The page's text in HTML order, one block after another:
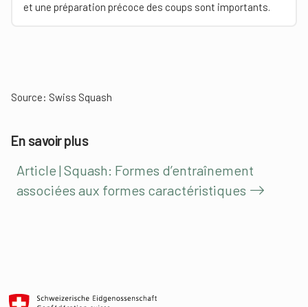
et une préparation précoce des coups sont importants.
Source: Swiss Squash
En savoir plus
Article | Squash: Formes d’entraînement
associées aux formes caractéristiques